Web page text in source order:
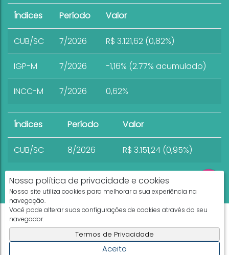
Nossa política de privacidade e cookies
Nosso site utiliza cookies para melhorar a sua experiência na
navegação.
Você pode alterar suas configurações de cookies através do seu
navegador.
Termos de Privacidade
Aceito
Índices Período Valor
CUB/SC 7/2026 R$ 3.121,62 (0,82%)
IGP-M 7/2026 -1,16% (2.77% acumulado)
INCC-M 7/2026 0,62%
Índices Período Valor
CUB/SC 8/2026 R$ 3.151,24 (0,95%)
Apresenta.me ~ Plataforma Imobiliária
Copyright © 2026 ~ 0.0000s